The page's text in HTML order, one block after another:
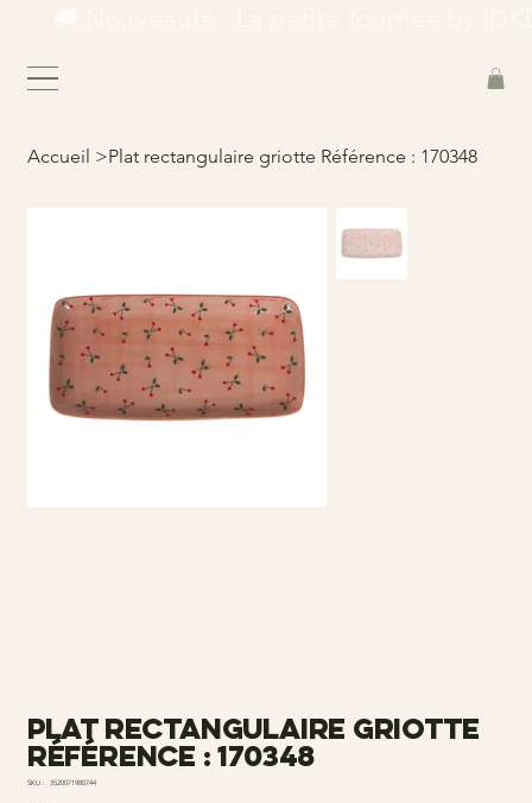
Accueil >Plat rectangulaire griotte Référence : 170348
Plat rectangulaire griotte
Référence : 170348
SKU :
SKU
3520071980744